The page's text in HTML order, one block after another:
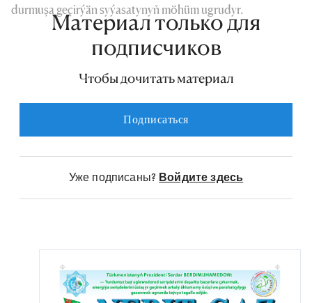
durmuşa geçirýän syýasatynyň möhüm ugrudyr.
Материал только для
подписчиков
Чтобы дочитать материал
Подписаться
Уже подписаны? Войдите здесь